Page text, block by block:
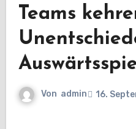
Teams
Von admin 16.